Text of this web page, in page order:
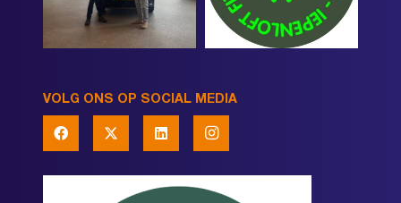
VOLG ONS OP SOCIAL MEDIA